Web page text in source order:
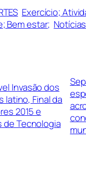
Exercício;
Bem estar; Notícias
Invasão dos
latino, Final da
2015 e
de Tecnologia